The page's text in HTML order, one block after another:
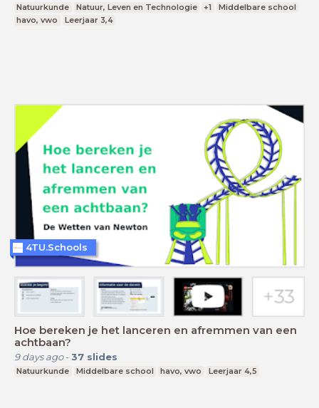
Natuurkunde Natuur, Leven en Technologie +1
Middelbare school
havo, vwo
Leerjaar 3,4
Hoe bereken je het lanceren en afremmen van een
achtbaan?
9 days ago- 37 slides
Natuurkunde Middelbare school havo, vwo Leerjaar 4,5
4TU.Schools